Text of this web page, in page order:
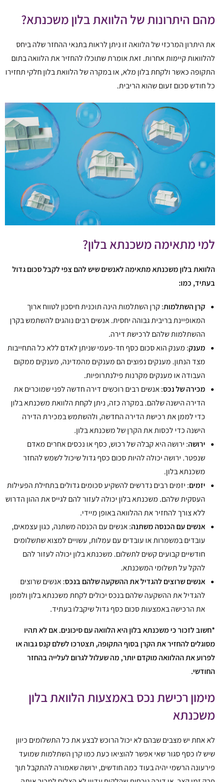
מהם היתרונות של הלוואת בלון משכנתא?
את היתרון המרכזי של הלוואה זו ניתן לראות בתנאי ההחזר שלה ביחס
להלוואות קיימות אחרות. זאת אומרת שתוכלו להחזיר את הלוואה בתום
התקופה כאשר ולקחת בלון מלא, או במקרה של הלוואת בלון חלקי תחזירו
כל חודש סכום זעום שהוא הריבית.
למי מתאימה משכנתא בלון?
הלוואת בלון משכנתא מתאימה לאנשים שיש להם צפי לקבל סכום גדול
בעתיד, כמו:
קרן השתלמות: קרן השתלמות הינה תוכנית חיסכון לטווח ארוך
המאופיינת בריבית גבוהה יחסית. אנשים רבים נוהגים להשתמש בקרן
ההשתלמות שלהם לרכישת דירה.
מענק: מענק הוא סכום כסף חד-פעמי שניתן לאדם ללא כל התחייבות
מצד הנתון. מענקים נפוצים הם מענקים מהמדינה, מענקים ממקום
העבודה או מענקים מקרנות פילנתרופיות.
מכירה של נכס: אנשים רבים רוכשים דירה חדשה לפני שמוכרים את
הדירה הישנה שלהם. במקרה כזה, ניתן לקחת הלוואת משכנתא בלון
כדי לממן את רכישת הדירה החדשה, ולהשתמש במכירת הדירה
הישנה כדי לכסות את הקרן של משכנתא בלון.
ירושה: ירושה היא קבלה של רכוש, כסף או נכסים אחרים מאדם
שנפטר. ירושה יכולה להיות סכום כסף גדול שיכול לשמש להחזר
משכנתא בלון.
יזמים: יזמים רבים נדרשים להשקיע סכומים גדולים בתחילת הפעילות
העסקית שלהם. משכנתא בלון יכולה לעזור להם לגייס את ההון הדרוש
ללא צורך להחזיר את ההלוואה באופן מיידי.
אנשים עם הכנסה משתנה: אנשים עם הכנסה משתנה, כגון עצמאים,
עובדים במשמרות או עובדים עם עמלות, עשויים למצוא שתשלומים
חודשיים קבועים קשים לתשלום. משכנתא בלון יכולה לעזור להם
להקל על תשלומי המשכנתא.
אנשים שרוצים להגדיל את ההשקעה שלהם בנכס: אנשים שרוצים
להגדיל את ההשקעה שלהם בנכס יכולים לקחת משכנתא בלון ולממן
את הרכישה באמצעות סכום כסף גדול שיקבלו בעתיד.
*חשוב לזכור כי משכנתא בלון היא הלוואה עם סיכונים. אם לא תהיו
מסוגלים להחזיר את הקרן בסוף התקופה, תצטרכו לשלם קנס גבוה או
לפרוע את ההלוואה מוקדם יותר, מה שעלול לגרום לעלייה בהחזר
החודשי.
מימון רכישת נכס באמצעות הלוואת בלון
משכנתא
לא אחת יש מצבים שבהם לא יכול הרוכש לבצע את כל התשלומים כיוון
שיש לו כסף סגור שאי אפשר להוציאו כעת כמו קרן השתלמות שמועד
פירעונה הרשמי יהיה בעוד כמה חודשים, ירושה שאמורה להתקבל תוך